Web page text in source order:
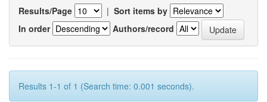
Results/Page | Sort items by
In order
Authors/record
Results 1-1 of 1 (Search time: 0.001 seconds).